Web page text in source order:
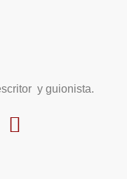
y guionista.